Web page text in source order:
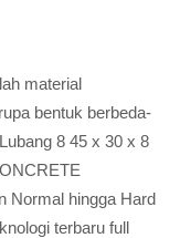
material
bentuk berbeda-
8 45 x 30 x 8
Normal hingga Hard
terbaru full